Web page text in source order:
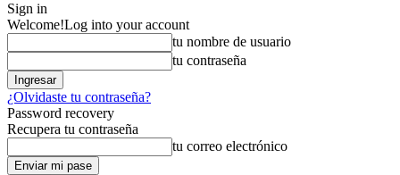
Sign in
Welcome!Log into your account
tu nombre de usuario
tu contraseña
¿Olvidaste tu contraseña?
Password recovery
Recupera tu contraseña
tu correo electrónico